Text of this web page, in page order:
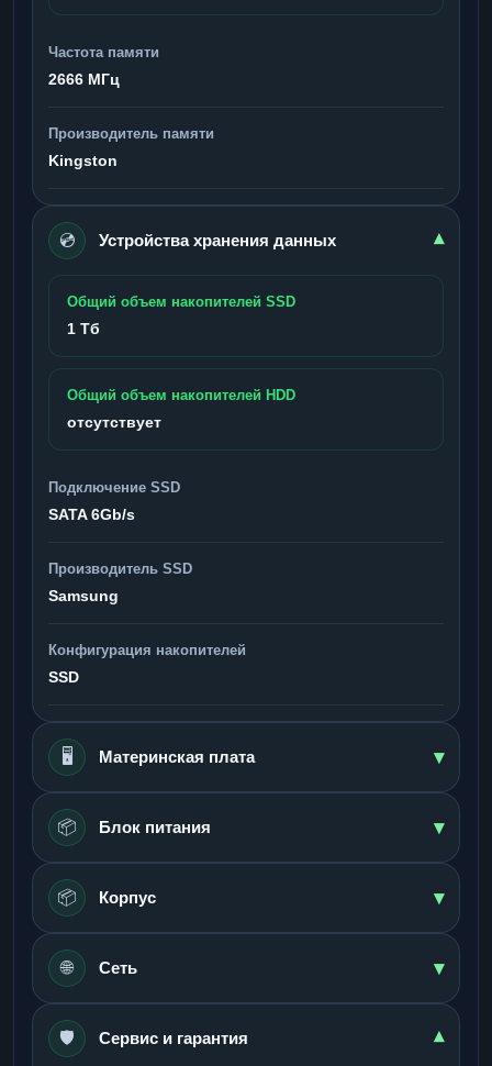
Частота памяти
2666 МГц
Производитель памяти
Kingston
💿 Устройства хранения данных ▾
Общий объем накопителей SSD
1 Тб
Общий объем накопителей HDD
отсутствует
Подключение SSD
SATA 6Gb/s
Производитель SSD
Samsung
Конфигурация накопителей
SSD
🖥️ Материнская плата ▾
📦 Блок питания ▾
📦 Корпус ▾
🌐 Сеть ▾
🛡️ Сервис и гарантия ▾